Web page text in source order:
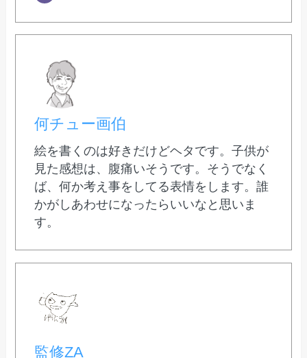
何チュー画伯
絵を書くのは好きだけどヘタです。子供が
見た感想は、腹痛いそうです。そうでなく
ば、何か考え事をしてる表情をします。誰
かがしあわせになったらいいなと思いま
す。
監修ZA